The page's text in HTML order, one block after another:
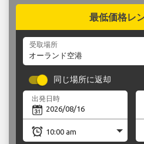
最低価格レ
受取場所
同じ場所に返却
出発日時